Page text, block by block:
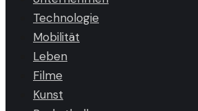
Technologie
Mobilität
Leben
Filme
Kunst